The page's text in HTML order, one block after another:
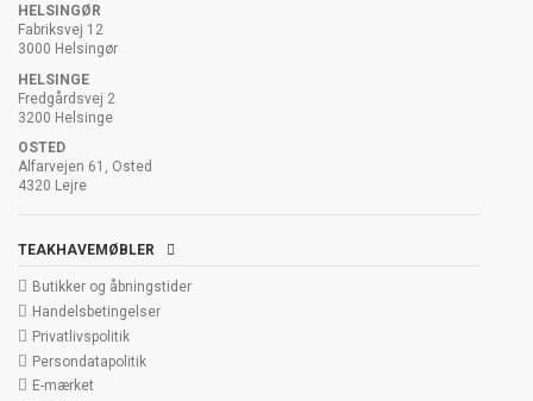
HELSINGØR
Fabriksvej 12
3000 Helsingør
HELSINGE
Fredgårdsvej 2
3200 Helsinge
OSTED
Alfarvejen 61, Osted
4320 Lejre
TEAKHAVEMØBLER
Butikker og åbningstider
Handelsbetingelser
Privatlivspolitik
Persondatapolitik
E-mærket